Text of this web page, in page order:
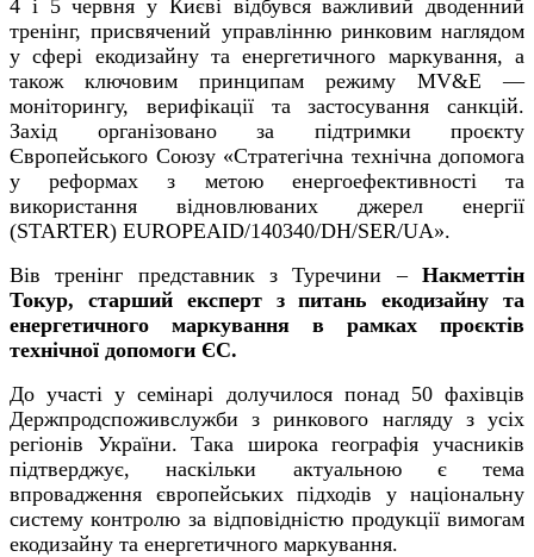
4 і 5 червня у Києві відбувся важливий дводенний
тренінг, присвячений управлінню ринковим наглядом
у сфері екодизайну та енергетичного маркування, а
також ключовим принципам режиму MV&E —
моніторингу, верифікації та застосування санкцій.
Захід організовано за підтримки проєкту
Європейського Союзу «Стратегічна технічна допомога
у реформах з метою енергоефективності та
використання відновлюваних джерел енергії
(STARTER) EUROPEAID/140340/DH/SER/UA».
Вів тренінг представник з
Туречини –Накметтін
Токур, старший експерт з питань екодизайну та
енергетичного маркування в рамках проєктів
технічної допомоги ЄС.
До участі у семінарі долучилося понад 50 фахівців
Держпродспоживслужби з ринкового нагляду з усіх
регіонів України. Така широка географія учасників
підтверджує, наскільки актуальною є тема
впровадження європейських підходів у національну
систему контролю за відповідністю продукції вимогам
екодизайну та енергетичного маркування.